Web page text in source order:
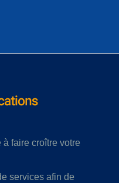
faire croître votre
services afin de